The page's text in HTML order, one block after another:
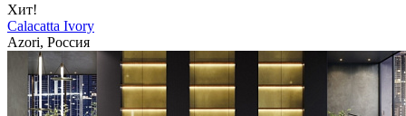
Хит!
Calacatta Ivory
Azori, Россия